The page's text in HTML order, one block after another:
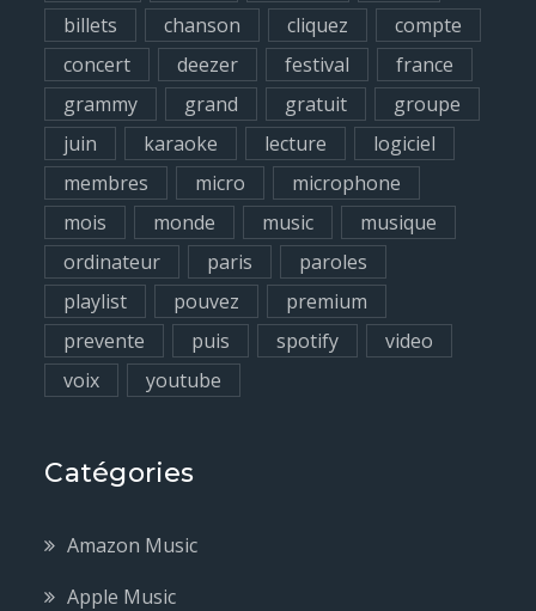
billets
chanson cliquez
compte
concert
deezer festival
france
grammy
grand gratuit
groupe
juin
karaoke lecture
logiciel
membres
micro
microphone
mois
monde music
musique
ordinateur
paris
paroles
playlist
pouvez
premium
prevente
puis spotify
video
voix
youtube
Catégories
Amazon Music
Apple Music